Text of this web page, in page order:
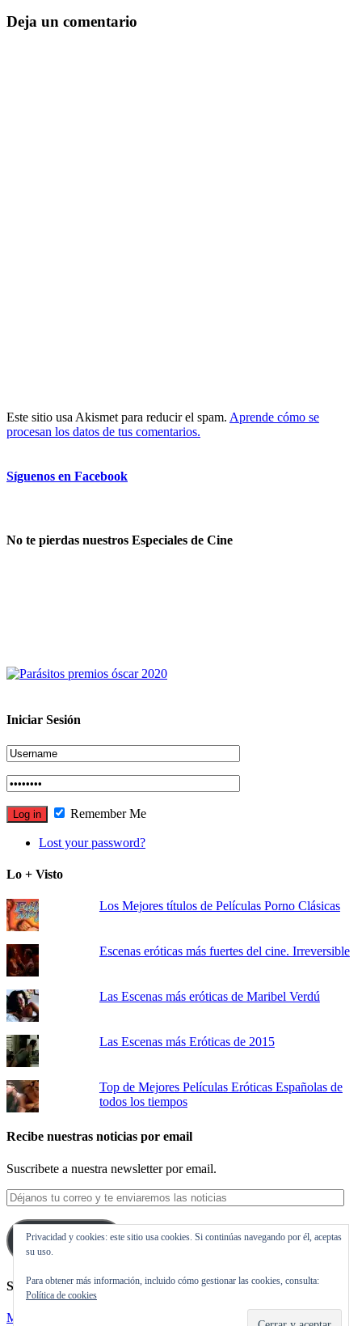
Deja un comentario
Este sitio usa Akismet para reducir el spam. Aprende cómo se
procesan los datos de tus comentarios.
Síguenos en Facebook
No te pierdas nuestros Especiales de Cine
Iniciar Sesión
Remember Me
Lost your password?
Lo + Visto
Los Mejores títulos de Películas Porno Clásicas
Escenas eróticas más fuertes del cine. Irreversible
Las Escenas más eróticas de Maribel Verdú
Las Escenas más Eróticas de 2015
Top de Mejores Películas Eróticas Españolas de
todos los tiempos
Recibe nuestras noticias por email
Suscribete a nuestra newsletter por email.
Déjanos
tu
correo
y
te
las
noticias
Suscribirse
Síguenos en Twitter
Mis tuits
Privacidad y cookies: este sitio usa cookies. Si continúas navegando por él, aceptas
su uso.
Para obtener más información, incluido cómo gestionar las cookies, consulta:
Política de cookies